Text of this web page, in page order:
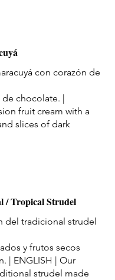
con corazón de
de chocolate. |
fruit cream with a
slices of dark
/ Tropical Strudel
del tradicional strudel
y frutos secos
| ENGLISH | Our
strudel made